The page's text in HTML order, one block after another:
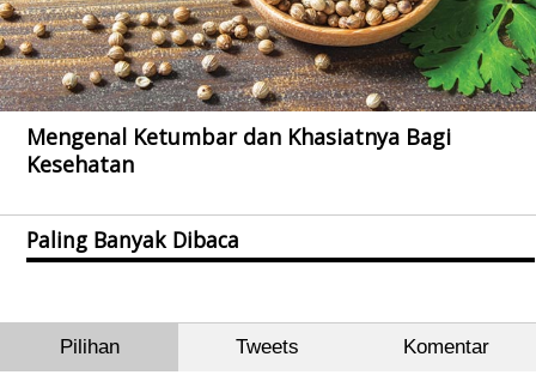
Mengenal Ketumbar dan Khasiatnya Bagi
Kesehatan
Paling Banyak Dibaca
Pilihan Tweets Komentar